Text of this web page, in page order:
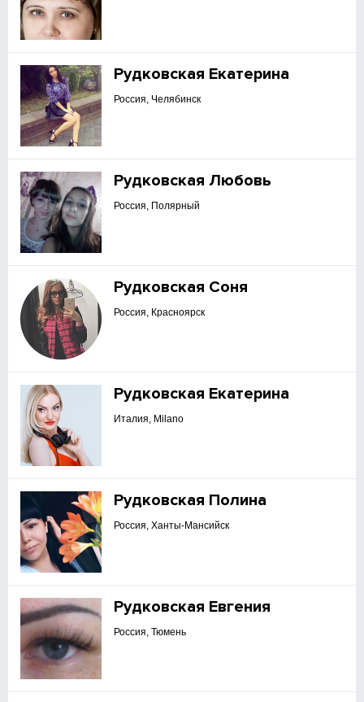
Рудковская Екатерина
Россия, Челябинск
Рудковская Любовь
Россия, Полярный
Рудковская Соня
Россия, Красноярск
Рудковская Екатерина
Италия, Milano
Рудковская Полина
Россия, Ханты-Мансийск
Рудковская Евгения
Россия, Тюмень